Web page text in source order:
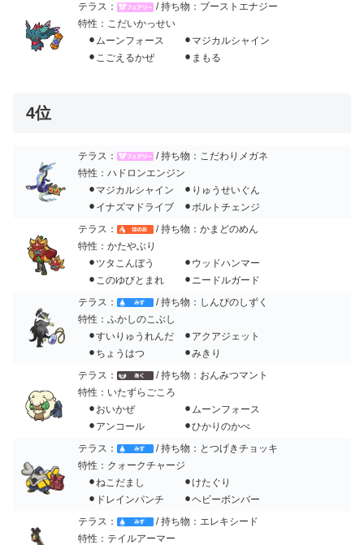
テラス：
/ 持ち物：ブーストエナジー
特性：こだいかっせい
⚫︎ムーンフォース ⚫︎マジカルシャイン
⚫︎こごえるかぜ ⚫︎まもる
4位
テラス：
/ 持ち物：こだわりメガネ
特性：ハドロンエンジン
⚫︎マジカルシャイン ⚫︎りゅうせいぐん
⚫︎イナズマドライブ ⚫︎ボルトチェンジ
テラス：
/ 持ち物：かまどのめん
特性：かたやぶり
⚫︎ツタこんぼう ⚫︎ウッドハンマー
⚫︎このゆびとまれ ⚫︎ニードルガード
テラス：
/ 持ち物：しんぴのしずく
特性：ふかしのこぶし
⚫︎すいりゅうれんだ ⚫︎アクアジェット
⚫︎ちょうはつ ⚫︎みきり
テラス：
/ 持ち物：おんみつマント
特性：いたずらごころ
⚫︎おいかぜ ⚫︎ムーンフォース
⚫︎アンコール ⚫︎ひかりのかべ
テラス：
/ 持ち物：とつげきチョッキ
特性：クォークチャージ
⚫︎ねこだまし ⚫︎けたぐり
⚫︎ドレインパンチ ⚫︎ヘビーボンバー
テラス：
/ 持ち物：エレキシード
特性：テイルアーマー